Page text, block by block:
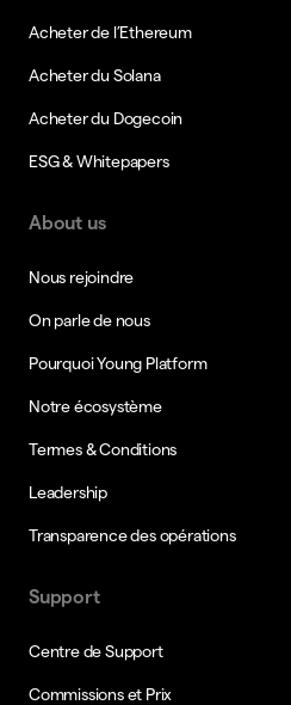
Acheter de l’Ethereum
Acheter du Solana
Acheter du Dogecoin
ESG & Whitepapers
About us
Nous rejoindre
On parle de nous
Pourquoi Young Platform
Notre écosystème
Termes & Conditions
Leadership
Transparence des opérations
Support
Centre de Support
Commissions et Prix